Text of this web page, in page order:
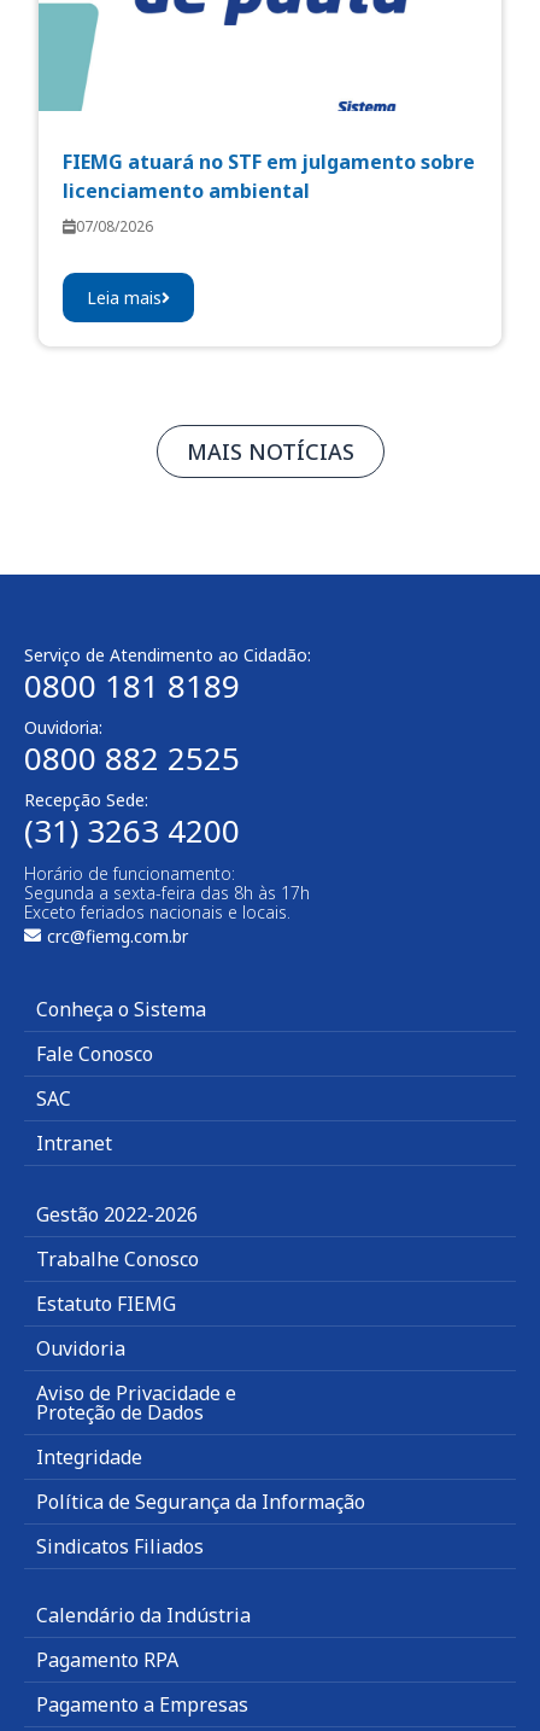
FIEMG atuará no STF em julgamento sobre
licenciamento ambiental
07/08/2026
Leia mais
MAIS NOTÍCIAS
Serviço de Atendimento ao Cidadão:
0800 181 8189
Ouvidoria:
0800 882 2525​
Recepção Sede:
(31) 3263 4200
Horário de funcionamento:
Segunda a sexta-feira das 8h às 17h
Exceto feriados nacionais e locais.
crc@fiemg.com.br
Conheça o Sistema
Fale Conosco
SAC
Intranet
Gestão 2022-2026
Trabalhe Conosco
Estatuto FIEMG
Ouvidoria
Aviso de Privacidade e
Proteção de Dados
Integridade
Política de Segurança da Informação
Sindicatos Filiados
Calendário da Indústria
Pagamento RPA
Pagamento a Empresas